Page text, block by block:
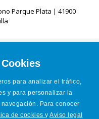
para analizar el tráfico,
y para personalizar la
Para conocer
de cookies y Aviso legal
Parque Plata | 41900
online